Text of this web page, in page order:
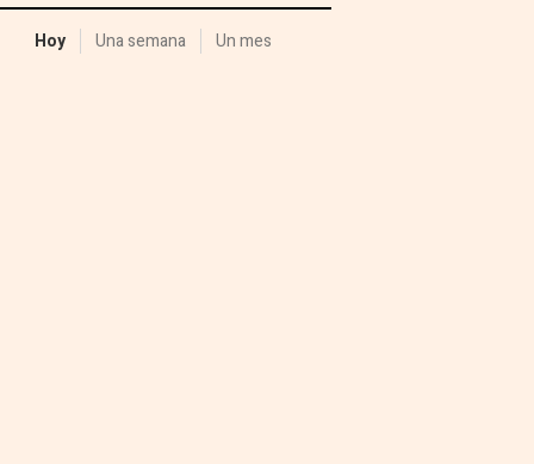
Hoy Una semana Un mes